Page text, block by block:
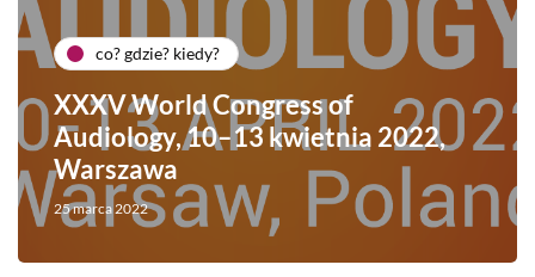
co? gdzie? kiedy?
XXXV World Congress of
Audiology, 10–13 kwietnia 2022,
Warszawa
25 marca 2022